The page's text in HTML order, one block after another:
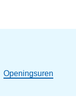
Openingsuren